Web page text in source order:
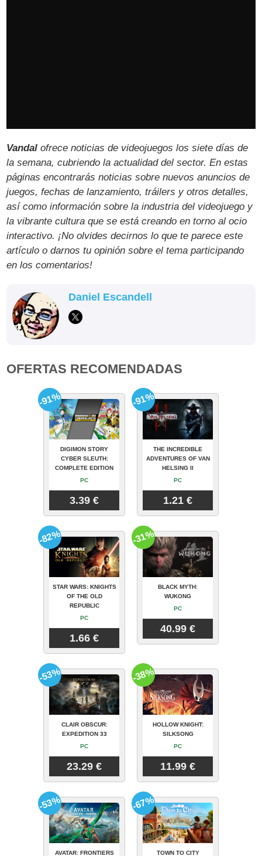
Vandal ofrece noticias de videojuegos los siete días de
la semana, cubriendo la actualidad del sector. En estas
páginas encontrarás noticias sobre nuevos anuncios de
juegos, fechas de lanzamiento, tráilers y otros detalles,
así como información sobre la industria del videojuego y
la vibrante cultura que se está creando en torno al ocio
interactivo. ¡No olvides decirnos lo que te parece este
artículo o darnos tu opinión sobre el tema participando
en los comentarios!
Daniel Escandell
OFERTAS RECOMENDADAS
DIGIMON STORY
CYBER SLEUTH:
COMPLETE EDITION
PC
3.39 €
-91%
THE INCREDIBLE
ADVENTURES OF VAN
HELSING II
PC
1.21 €
-91%
STAR WARS: KNIGHTS
OF THE OLD
REPUBLIC
PC
1.66 €
-82%
BLACK MYTH:
WUKONG
PC
40.99 €
-31%
CLAIR OBSCUR:
EXPEDITION 33
PC
23.29 €
-53%
HOLLOW KNIGHT:
SILKSONG
PC
11.99 €
-38%
AVATAR: FRONTIERS
-53%
TOWN TO CITY
-67%